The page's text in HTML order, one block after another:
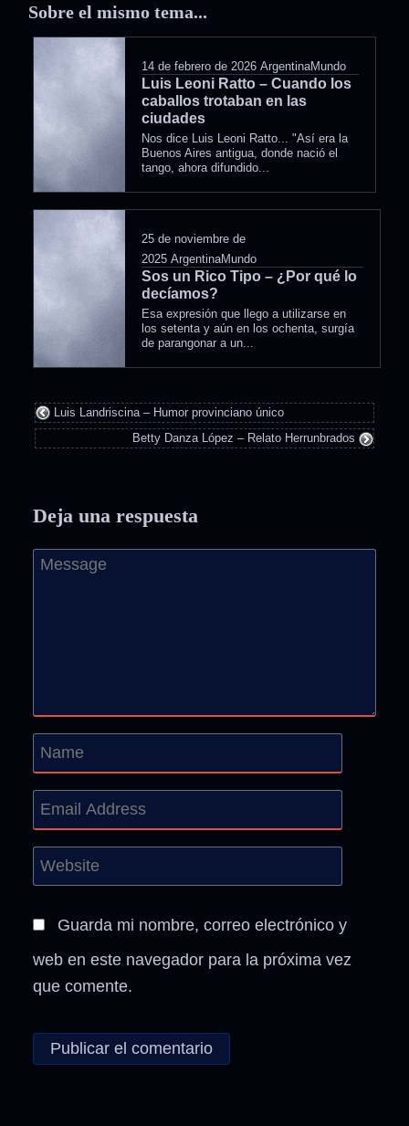
Sobre el mismo tema...
14 de febrero de 2026 ArgentinaMundo
Luis Leoni Ratto – Cuando los
caballos trotaban en las
ciudades
Nos dice Luis Leoni Ratto... "Así era la
Buenos Aires antigua, donde nació el
tango, ahora difundido...
25 de noviembre de
2025 ArgentinaMundo
Sos un Rico Tipo – ¿Por qué lo
decíamos?
Esa expresión que llego a utilizarse en
los setenta y aún en los ochenta, surgía
de parangonar a un...
Luis Landriscina – Humor provinciano único
Betty Danza López – Relato Herrunbrados
Deja una respuesta
Guarda mi nombre, correo electrónico y
web en este navegador para la próxima vez
que comente.